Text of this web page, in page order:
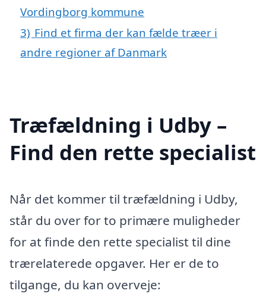
Vordingborg kommune
3) Find et firma der kan fælde træer i
andre regioner af Danmark
Træfældning i Udby –
Find den rette specialist
Når det kommer til træfældning i Udby,
står du over for to primære muligheder
for at finde den rette specialist til dine
trærelaterede opgaver. Her er de to
tilgange, du kan overveje: